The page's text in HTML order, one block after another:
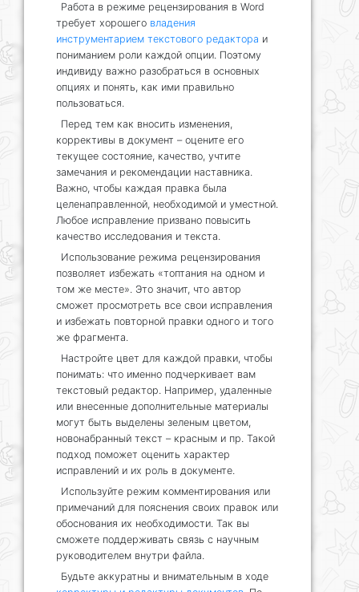
Работа в режиме рецензирования в Word
требует хорошего владения
инструментарием текстового редактора и
пониманием роли каждой опции. Поэтому
индивиду важно разобраться в основных
опциях и понять, как ими правильно
пользоваться.
Перед тем как вносить изменения,
коррективы в документ – оцените его
текущее состояние, качество, учтите
замечания и рекомендации наставника.
Важно, чтобы каждая правка была
целенаправленной, необходимой и уместной.
Любое исправление призвано повысить
качество исследования и текста.
Использование режима рецензирования
позволяет избежать «топтания на одном и
том же месте». Это значит, что автор
сможет просмотреть все свои исправления
и избежать повторной правки одного и того
же фрагмента.
Настройте цвет для каждой правки, чтобы
понимать: что именно подчеркивает вам
текстовый редактор. Например, удаленные
или внесенные дополнительные материалы
могут быть выделены зеленым цветом,
новонабранный текст – красным и пр. Такой
подход поможет оценить характер
исправлений и их роль в документе.
Используйте режим комментирования или
примечаний для пояснения своих правок или
обоснования их необходимости. Так вы
сможете поддерживать связь с научным
руководителем внутри файла.
Будьте аккуратны и внимательным в ходе